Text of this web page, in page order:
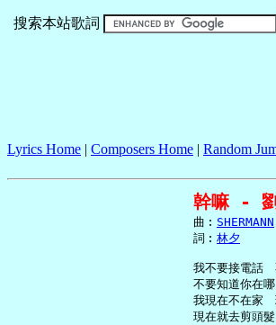
搜索本站歌詞
Lyrics Home | Composers Home | Random
幹嘛 -
     曲︰
SHERMANN
     詞︰
林夕
我不要接電話
不要知道你在
我現在不在家
現在就去剪頭